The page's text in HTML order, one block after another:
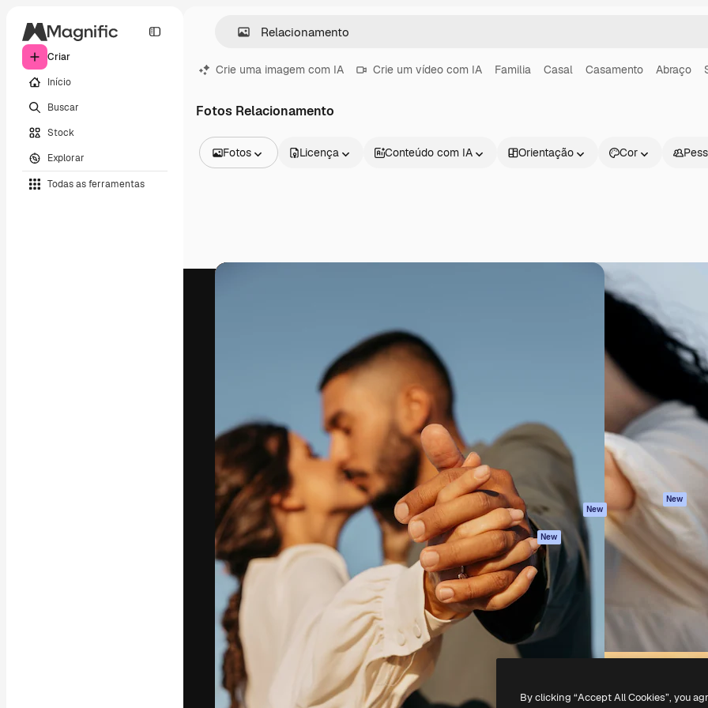
Criar
Início
Buscar
Stock
Explorar
Todas as ferramentas
Crie uma imagem com IA Crie um vídeo com IA Familia Casal Casamento Abraço
Fotos Relacionamento
Fotos
Vídeos
Licença Conteúdo com IA Orientação Cor
A plataforma criativa para você direcionar
seu melhor trabalho. Mais de 1 milhão de
assinantes entre criativos, empresas,
agências e estúdios.
Português
imagens
Gerador de vídeos
Conteúdo de stock
MCP para
Claude/ChatGPT
New
Agentes New
API
App móvel
Todas as
ferramentas
Começar
Academy
Documentação
Atendimento
Termos e
condições
Política de
privacidade
Originais
New
Política de cookies
Central de
confiabilidade
Afiliados
Empresas
Copyright © 2010-2026Freepik Company S.L.U. Todos os direitos reservados.
By clicking “Accept All Cookies”, you